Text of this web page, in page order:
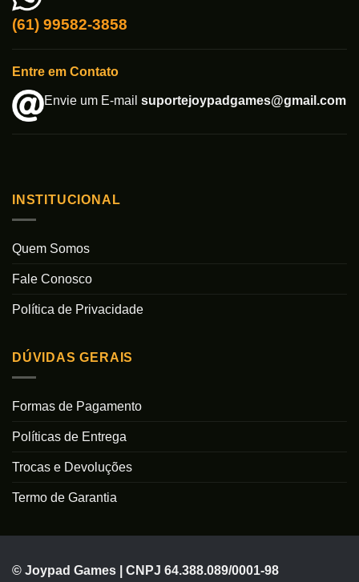
(61) 99582-3858
Entre em Contato
Envie um E-mail suportejoypadgames@gmail.com
INSTITUCIONAL
Quem Somos
Fale Conosco
Política de Privacidade
DÚVIDAS GERAIS
Formas de Pagamento
Políticas de Entrega
Trocas e Devoluções
Termo de Garantia
© Joypad Games | CNPJ 64.388.089/0001-98